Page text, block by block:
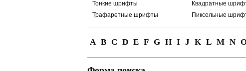
Тонкие шрифты
Трафаретные шрифты
Квадратные
Пиксельные
A B C D E F G H I J K L M N